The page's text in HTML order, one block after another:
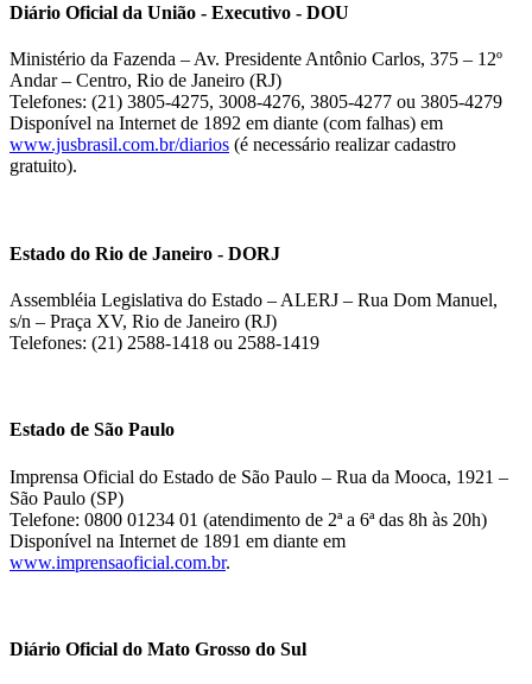
Diário Oficial da União - Executivo - DOU
Ministério da Fazenda – Av. Presidente Antônio Carlos, 375 – 12º
Andar – Centro, Rio de Janeiro (RJ)
Telefones: (21) 3805-4275, 3008-4276, 3805-4277 ou 3805-4279
Disponível na Internet de 1892 em diante (com falhas) em
www.jusbrasil.com.br/diarios (é necessário realizar cadastro
gratuito).
Estado do Rio de Janeiro - DORJ
Assembléia Legislativa do Estado – ALERJ – Rua Dom Manuel,
s/n – Praça XV, Rio de Janeiro (RJ)
Telefones: (21) 2588-1418 ou 2588-1419
Estado de São Paulo
Imprensa Oficial do Estado de São Paulo – Rua da Mooca, 1921 –
São Paulo (SP)
Telefone: 0800 01234 01 (atendimento de 2ª a 6ª das 8h às 20h)
Disponível na Internet de 1891 em diante em
www.imprensaoficial.com.br.
Diário Oficial do Mato Grosso do Sul